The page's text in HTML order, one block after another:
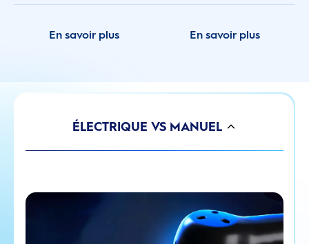
En savoir plus En savoir plus
ÉLECTRIQUE VS MANUEL